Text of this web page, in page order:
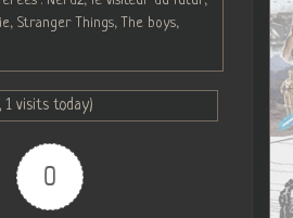
Stranger Things, The boys,
1 visits today)
0